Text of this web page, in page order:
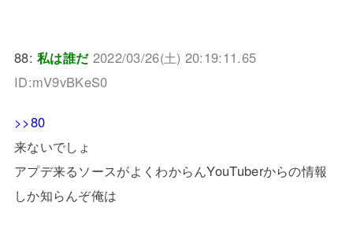
88:私は誰だ 2022/03/26(土) 20:19:11.65
ID:mV9vBKeS0
>>80
来ないでしょ
アプデ来るソースがよくわからんYouTuberからの情報
しか知らんぞ俺は